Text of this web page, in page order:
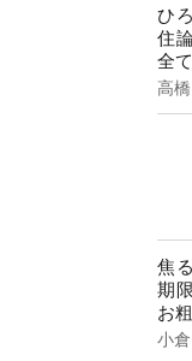
ひ
住
全
高
焦
期
お
小